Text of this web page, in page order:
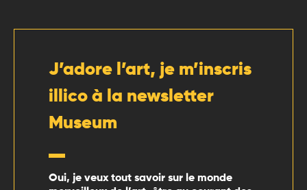
J’adore l’art, je m’inscris
illico à la newsletter
Museum
Oui, je veux tout savoir sur le monde